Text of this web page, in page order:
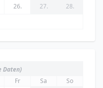
26. 27.
28.
Daten)
Fr Sa
So